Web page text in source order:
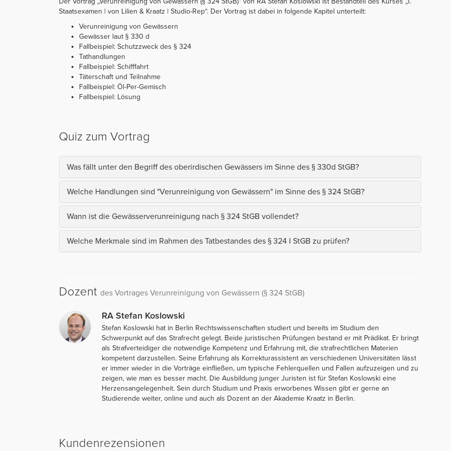
Staatsexamen | von Lilien & Kraatz | Studio-Rep“. Der Vortrag ist dabei in folgende Kapitel unterteilt:
Verunreinigung von Gewässern
Gewässer laut § 330 d
Fallbeispiel: Schutzzweck des § 324
Tathandlungen
Fallbeispiel: Schifffahrt
Täterschaft und Teilnahme
Fallbeispiel: Öl-Per-Gemisch
Fallbeispiel: Lösung
Quiz zum Vortrag
Was fällt unter den Begriff des oberirdischen Gewässers im Sinne des § 330d StGB?
Welche Handlungen sind "Verunreinigung von Gewässern" im Sinne des § 324 StGB?
Wann ist die Gewässerverunreinigung nach § 324 StGB vollendet?
Welche Merkmale sind im Rahmen des Tatbestandes des § 324 I StGB zu prüfen?
Dozent des Vortrages Verunreinigung von Gewässern (§ 324 StGB)
RA Stefan Koslowski
Stefan Koslowski hat in Berlin Rechtswissenschaften studiert und bereits im Studium den
Schwerpunkt auf das Strafrecht gelegt. Beide juristischen Prüfungen bestand er mit Prädikat. Er bringt
als Strafverteidiger die notwendige Kompetenz und Erfahrung mit, die strafrechtlichen Materien
kompetent darzustellen. Seine Erfahrung als Korrekturassistent an verschiedenen Universitäten lässt
er immer wieder in die Vorträge einfließen, um typische Fehlerquellen und Fallen aufzuzeigen und zu
zeigen, wie man es besser macht. Die Ausbildung junger Juristen ist für Stefan Koslowski eine
Herzensangelegenheit. Sein durch Studium und Praxis erworbenes Wissen gibt er gerne an
Studierende weiter, online und auch als Dozent an der Akademie Kraatz in Berlin.
Kundenrezensionen